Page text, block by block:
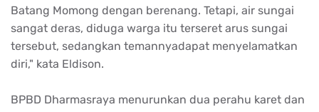
Batang Momong dengan berenang. Tetapi, air sungai
sangat deras, diduga warga itu terseret arus sungai
tersebut, sedangkan temannyadapat menyelamatkan
diri," kata Eldison.
BPBD Dharmasraya menurunkan dua perahu karet dan